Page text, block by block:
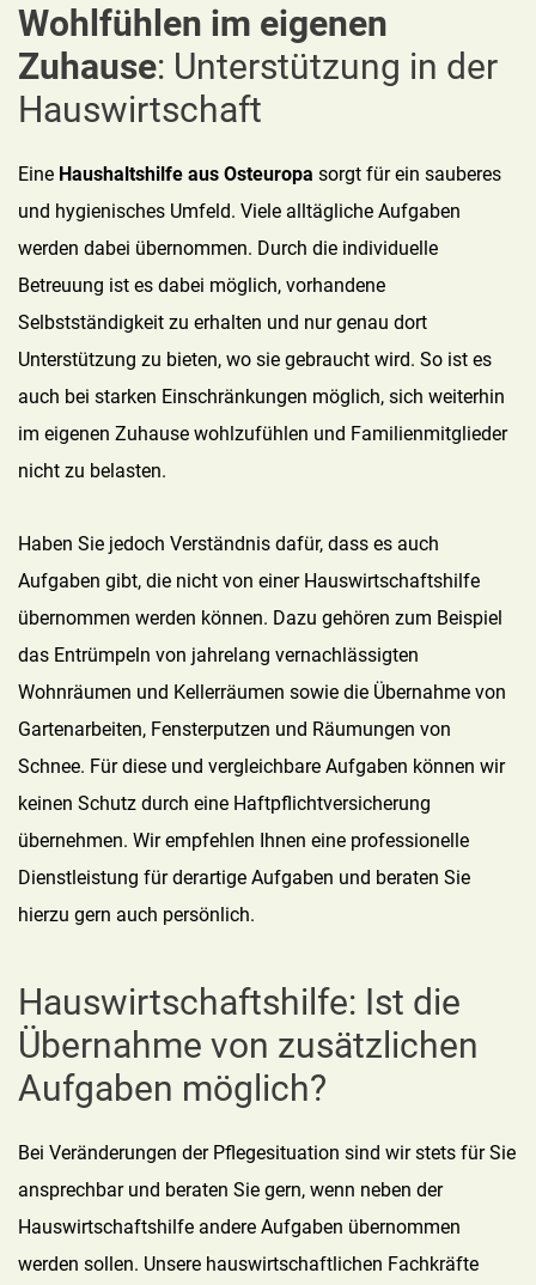
Wohlfühlen im eigenen
Zuhause: Unterstützung in der
Hauswirtschaft
Eine Haushaltshilfe aus Osteuropa sorgt für ein sauberes
und hygienisches Umfeld. Viele alltägliche Aufgaben
werden dabei übernommen. Durch die individuelle
Betreuung ist es dabei möglich, vorhandene
Selbstständigkeit zu erhalten und nur genau dort
Unterstützung zu bieten, wo sie gebraucht wird. So ist es
auch bei starken Einschränkungen möglich, sich weiterhin
im eigenen Zuhause wohlzufühlen und Familienmitglieder
nicht zu belasten.
Haben Sie jedoch Verständnis dafür, dass es auch
Aufgaben gibt, die nicht von einer Hauswirtschaftshilfe
übernommen werden können. Dazu gehören zum Beispiel
das Entrümpeln von jahrelang vernachlässigten
Wohnräumen und Kellerräumen sowie die Übernahme von
Gartenarbeiten, Fensterputzen und Räumungen von
Schnee. Für diese und vergleichbare Aufgaben können wir
keinen Schutz durch eine Haftpflichtversicherung
übernehmen. Wir empfehlen Ihnen eine professionelle
Dienstleistung für derartige Aufgaben und beraten Sie
hierzu gern auch persönlich.
Hauswirtschaftshilfe: Ist die
Übernahme von zusätzlichen
Aufgaben möglich?
Bei Veränderungen der Pflegesituation sind wir stets für Sie
ansprechbar und beraten Sie gern, wenn neben der
Hauswirtschaftshilfe andere Aufgaben übernommen
werden sollen. Unsere hauswirtschaftlichen Fachkräfte